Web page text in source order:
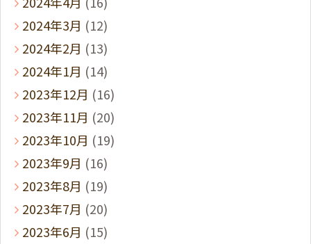
2024年3月 (12)
2024年2月 (13)
2024年1月 (14)
2023年12月 (16)
2023年11月 (20)
2023年10月 (19)
2023年9月 (16)
2023年8月 (19)
2023年7月 (20)
2023年6月 (15)